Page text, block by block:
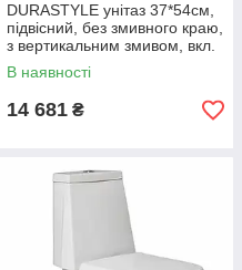
DURASTYLE унітаз 37*54см,
підвісний, без змивного краю,
з вертикальним змивом, вкл.
кріплення Durafix
В наявності
14 681 ₴